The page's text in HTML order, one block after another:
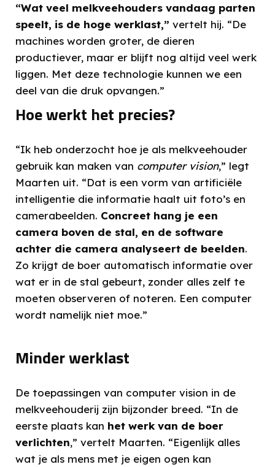
“Wat veel melkveehouders vandaag parten
speelt, is de hoge werklast,” vertelt hij. “De
machines worden groter, de dieren
productiever, maar er blijft nog altijd veel werk
liggen. Met deze technologie kunnen we een
deel van die druk opvangen.”
Hoe werkt het precies?
“Ik heb onderzocht hoe je als melkveehouder
gebruik kan maken van computer vision,” legt
Maarten uit. “Dat is een vorm van artificiële
intelligentie die informatie haalt uit foto’s en
camerabeelden. Concreet hang je een
camera boven de stal, en de software
achter die camera analyseert de beelden.
Zo krijgt de boer automatisch informatie over
wat er in de stal gebeurt, zonder alles zelf te
moeten observeren of noteren. Een computer
wordt namelijk niet moe.”
Minder werklast
De toepassingen van computer vision in de
melkveehouderij zijn bijzonder breed. “In de
eerste plaats kan het werk van de boer
verlichten,” vertelt Maarten. “Eigenlijk alles
wat je als mens met je eigen ogen kan